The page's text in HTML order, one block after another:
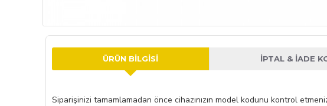
ÜRÜN BILGISI İPTAL & İADE
Siparişinizi tamamlamadan önce cihazınızın model kodunu kontrol